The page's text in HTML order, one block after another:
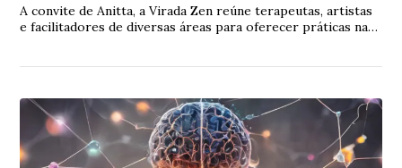
A convite de Anitta, a Virada Zen reúne terapeutas, artistas
e facilitadores de diversas áreas para oferecer práticas na